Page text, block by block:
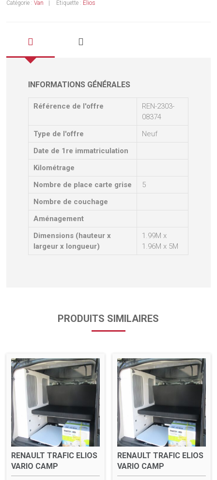
Catégorie :Van Étiquette : Elios
INFORMATIONS GÉNÉRALES
Référence de l'offre
REN-2303-
08374
Type de l'offre
Neuf
Date de 1re immatriculation
Kilométrage
Nombre de place carte grise
5
Nombre de couchage
Aménagement
Dimensions (hauteur x
largeur x longueur)
1.99M x
1.96M x 5M
PRODUITS SIMILAIRES
RENAULT TRAFIC ELIOS
VARIO CAMP
RENAULT TRAFIC ELIOS
VARIO CAMP